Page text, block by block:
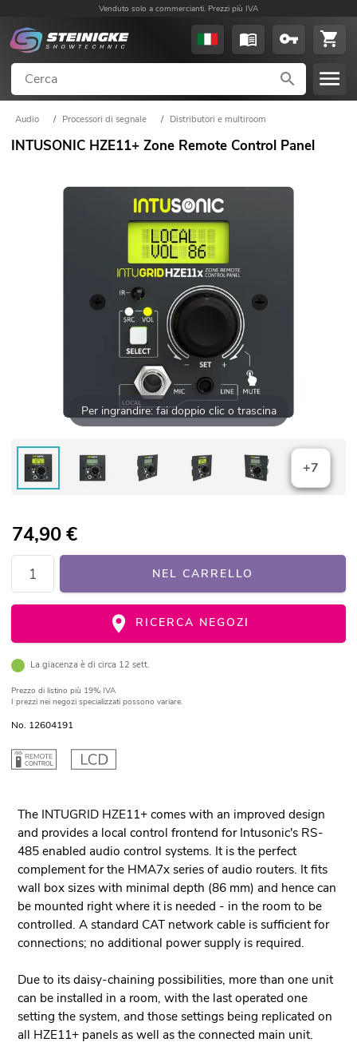
Venduto solo a commercianti. Prezzi più IVA
Audio / Processori di segnale / Distributori e multiroom
INTUSONIC HZE11+ Zone Remote Control Panel
Per ingrandire: fai doppio clic o trascina
+7
74,90€
NEL CARRELLO
RICERCA NEGOZI
La giacenza è di circa 12 sett.
Prezzo di listino più 19% IVA
I prezzi nei negozi specializzati possono variare.
No. 12604191
The INTUGRID HZE11+ comes with an improved design
and provides a local control frontend for Intusonic's RS-
485 enabled audio control systems. It is the perfect
complement for the HMA7x series of audio routers. It fits
wall box sizes with minimal depth (86 mm) and hence can
be mounted right where it is needed - in the room to be
controlled. A standard CAT network cable is sufficient for
connections; no additional power supply is required.
Due to its daisy-chaining possibilities, more than one unit
can be installed in a room, with the last operated one
setting the system, and those settings being replicated on
all HZE11+ panels as well as the connected main unit.